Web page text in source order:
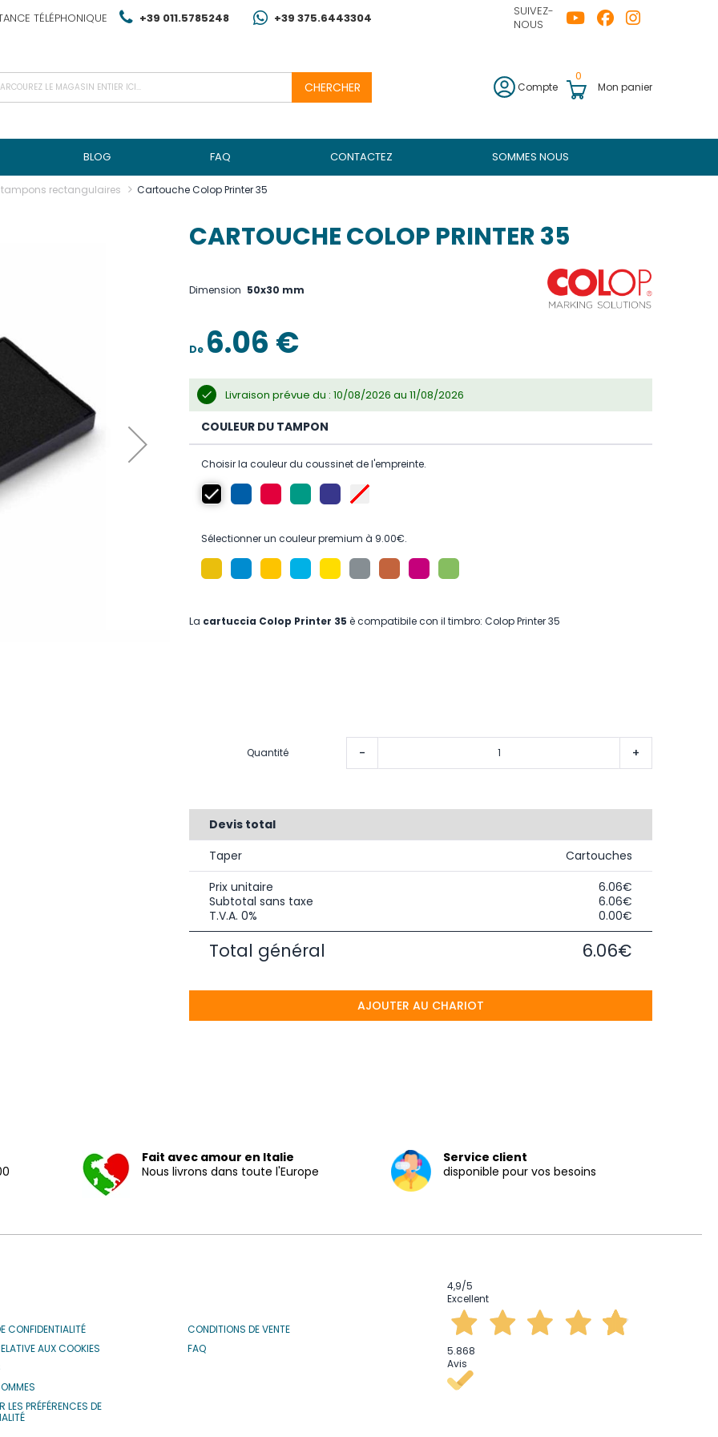
TÉLÉPHONIQUE +39 011.5785248 +39 375.6443304
SUIVEZ-
NOUS
CHERCHER Compte Mon panier
0
BLOG FAQ CONTACTEZ SOMMES NOUS
rectangulaires Cartouche Colop Printer 35
CARTOUCHE COLOP PRINTER 35
Dimension 50x30 mm
De 6.06 €
Livraison prévue du : 10/08/2026 au 11/08/2026
COULEUR DU TAMPON
Choisir la couleur du coussinet de l'empreinte.
Sélectionner un couleur premium à 9.00€.
La cartuccia Colop Printer 35 è compatibile con il timbro: Colop Printer 35
Quantité - +
Devis total
Taper
Cartouches
Prix unitaire
6.06€
Subtotal sans taxe
6.06€
T.V.A. 0%
0.00€
Total général 6.06€
AJOUTER AU CHARIOT
Fait avec amour en Italie
Nous livrons dans toute l'Europe
Service client
disponible pour vos besoins
CONFIDENTIALITÉ
AUX COOKIES
LES PRÉFÉRENCES DE
CONDITIONS DE VENTE
FAQ
4,9/5
Excellent
5.868
Avis